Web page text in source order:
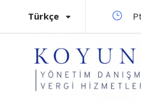
Türkçe